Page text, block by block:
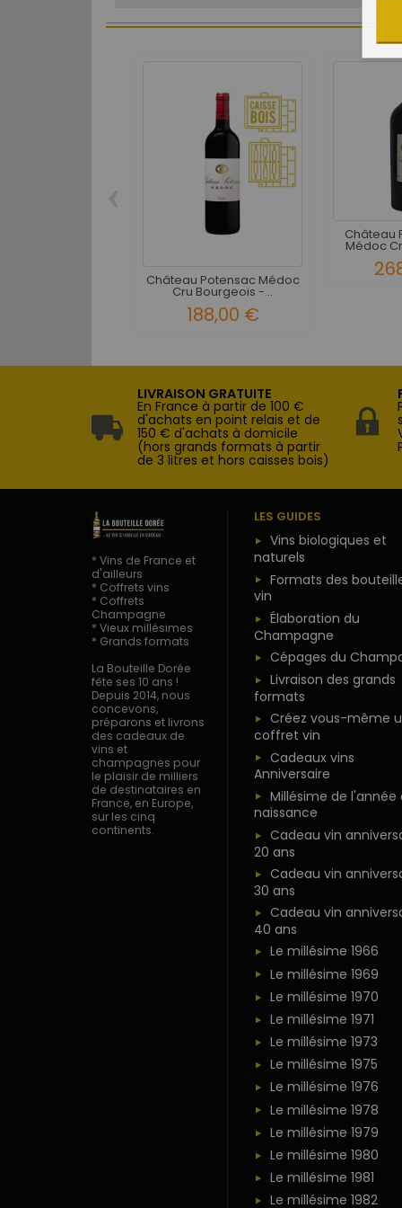
Château Potensac Médoc
Cru Bourgeois -...
188,00 €
Château
Médoc
LIVRAISON GRATUITE
En France à partir de 100 €
d'achats en point relais et de
150 € d'achats à domicile
(hors grands formats à partir
de 3 litres et hors caisses bois)
* Vins de France et
d'ailleurs
* Coffrets vins
* Coffrets
Champagne
* Vieux millésimes
* Grands formats
La Bouteille Dorée
fête ses 10 ans !
Depuis 2014, nous
concevons,
préparons et livrons
des cadeaux de
vins et
champagnes pour
le plaisir de milliers
de destinataires en
France, en Europe,
sur les cinq
continents.
LES GUIDES
Vins biologiques et
naturels
Formats des
vin
Élaboration du
Champagne
Cépages du
Livraison des grands
formats
Créez vous-même
coffret vin
Cadeaux vins
Anniversaire
Millésime de l'année
naissance
Cadeau vin
20 ans
Cadeau vin
30 ans
Cadeau vin
40 ans
Le millésime 1966
Le millésime 1969
Le millésime 1970
Le millésime 1971
Le millésime 1973
Le millésime 1975
Le millésime 1976
Le millésime 1978
Le millésime 1979
Le millésime 1980
Le millésime 1981
Le millésime 1982